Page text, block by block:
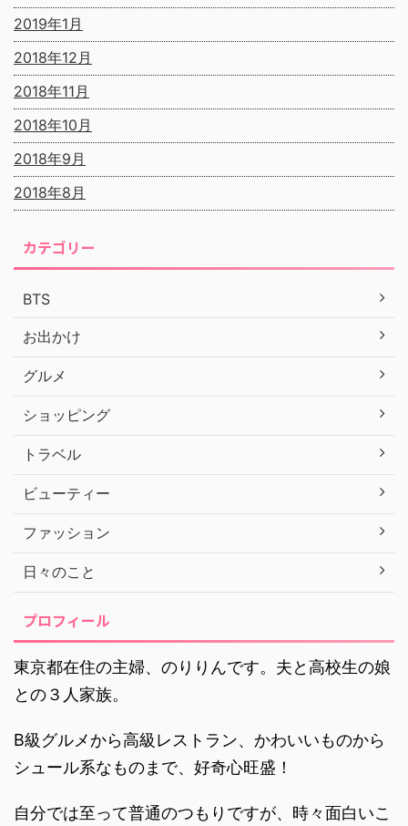
2019年1月
2018年12月
2018年11月
2018年10月
2018年9月
2018年8月
カテゴリー
BTS
お出かけ
グルメ
ショッピング
トラベル
ビューティー
ファッション
日々のこと
プロフィール
東京都在住の主婦、のりりんです。夫と高校生の娘
との３人家族。
B級グルメから高級レストラン、かわいいものから
シュール系なものまで、好奇心旺盛！
自分では至って普通のつもりですが、時々面白いこ